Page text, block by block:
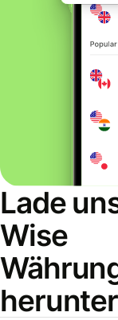
Lade
Wise
herunter